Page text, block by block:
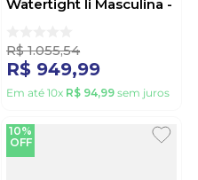
Watertight Ii Masculina -
R$ 1.055,54
R$ 949,99
Em até 10x R$ 94,99 sem juros
10%
OFF